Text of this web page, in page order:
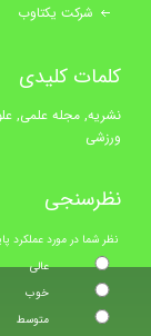
شرکت یکتاوب
کلمات کلیدی
نشریه, مجله علمی,
ورزشی
نظرسنجی
نظر شما در مورد عملکرد
عالی
خوب
متوسط